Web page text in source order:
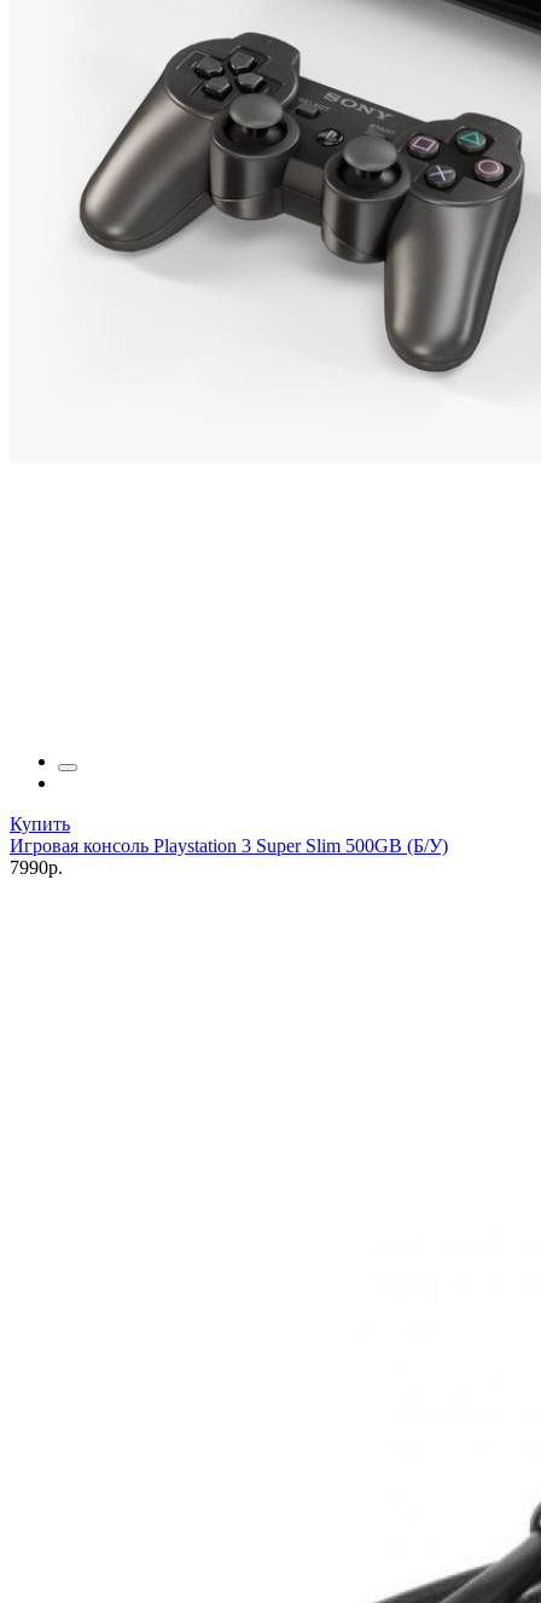
Купить
Игровая консоль Playstation 3 Super Slim 500GB (Б/У)
7990р.